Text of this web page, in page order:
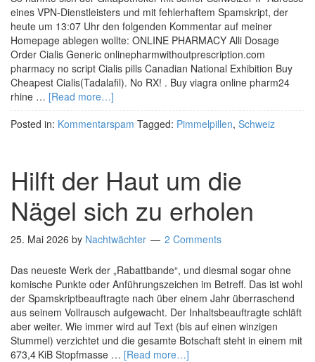
eines VPN-Dienstleisters und mit fehlerhaftem Spamskript, der
heute um 13:07 Uhr den folgenden Kommentar auf meiner
Homepage ablegen wollte: ONLINE PHARMACY Alli Dosage
Order Cialis Generic onlinepharmwithoutprescription.com
pharmacy no script Cialis pills Canadian National Exhibition Buy
Cheapest Cialis(Tadalafil). No RX! . Buy viagra online pharm24
rhine … [Read more…]
Posted in: Kommentarspam Tagged: Pimmelpillen, Schweiz
Hilft der Haut um die
Nägel sich zu erholen
25. Mai 2026 by Nachtwächter 2 Comments
Das neueste Werk der „Rabattbande“, und diesmal sogar ohne
komische Punkte oder Anführungszeichen im Betreff. Das ist wohl
der Spamskriptbeauftragte nach über einem Jahr überraschend
aus seinem Vollrausch aufgewacht. Der Inhaltsbeauftragte schläft
aber weiter. Wie immer wird auf Text (bis auf einen winzigen
Stummel) verzichtet und die gesamte Botschaft steht in einem mit
673,4 KiB Stopfmasse … [Read more…]